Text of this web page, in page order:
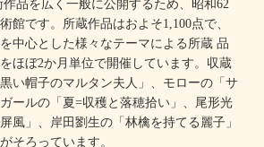
品を広く一般に公開するため、昭和62
館です。所蔵作品はおよそ1,100点で、
中心とした様々なテーマによる所蔵 品
ほぼ2か月単位で開催しています。収蔵
い帽子のマルタン夫人」、モローの「サ
ールの「夏=収穫と落穂拾い」、尾形光
風」、岸田劉生の「林檎を持てる麗子」
そろっています。